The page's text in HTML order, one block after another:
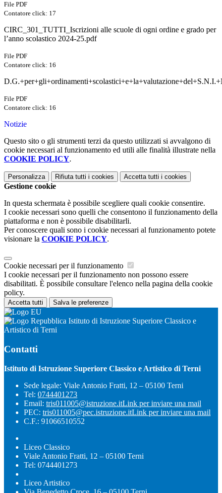
File PDF
Contatore click: 17
CIRC_301_TUTTI_Iscrizioni alle scuole di ogni ordine e grado per
l’anno scolastico 2024-25.pdf
File PDF
Contatore click: 16
File PDF
Contatore click: 16
Notizie
Questo sito o gli strumenti terzi da questo utilizzati si avvalgono di
cookie necessari al funzionamento ed utili alle finalità illustrate nella
COOKIE POLICY.
Personalizza Rifiuta tutti i cookies Accetta tutti i cookies
Gestione cookie
In questa schermata è possibile scegliere quali cookie consentire.
I cookie necessari sono quelli che consentono il funzionamento della
piattaforma e non è possibile disabilitarli.
Per conoscere quali sono i cookie necessari al funzionamento potete
visionare la COOKIE POLICY.
Cookie necessari per il funzionamento
I cookie necessari per il funzionamento non possono essere
disabilitati. È possibile consultare l'elenco nella pagina della cookie
policy.
Accetta tutti Salva le preferenze
Istituto di Istruzione Superiore Classico e
Artistico di Terni
Contatti
Istituto di Istruzione Superiore Classico e Artistico di Terni
Sede legale: Viale Antonio Fratti, 12 – 05100 Terni
Tel: 0744401273
Email: tris011005@istruzione.itLink per inviare una mail
PEC: tris011005@pec.istruzione.itLink per inviare una mail
C.F.: 91066510552
Liceo Classico
Viale Antonio Fratti, 12 – 05100 Terni
Tel: 0744401273
Liceo Artistico